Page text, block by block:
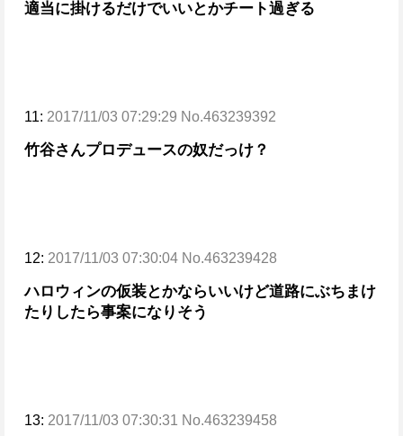
適当に掛けるだけでいいとかチート過ぎる
11: 2017/11/03 07:29:29 No.463239392
竹谷さんプロデュースの奴だっけ？
12: 2017/11/03 07:30:04 No.463239428
ハロウィンの仮装とかならいいけど道路にぶちまけ
たりしたら事案になりそう
13: 2017/11/03 07:30:31 No.463239458